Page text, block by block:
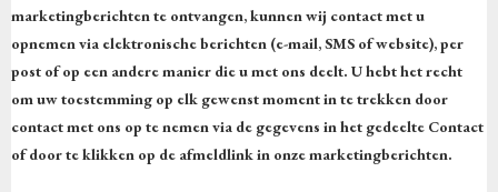
marketingberichten te ontvangen, kunnen wij contact met u
opnemen via elektronische berichten (e-mail, SMS of website), per
post of op een andere manier die u met ons deelt. U hebt het recht
om uw toestemming op elk gewenst moment in te trekken door
contact met ons op te nemen via de gegevens in het gedeelte Contact
of door te klikken op de afmeldlink in onze marketingberichten.